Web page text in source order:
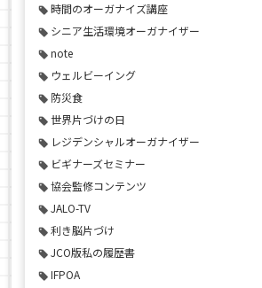
時間のオーガナイズ講座
シニア生活環境オーガナイザー
note
ウェルビーイング
防災食
世界片づけの日
レジデンシャルオーガナイザー
ビギナーズセミナー
協会監修コンテンツ
JALO-TV
利き脳片づけ
JCO版私の履歴書
IFPOA